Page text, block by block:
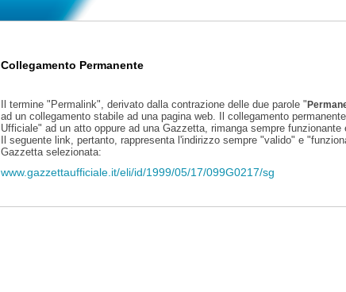
Collegamento Permanente
Il termine "Permalink", derivato dalla contrazione delle due parole "
ad un collegamento stabile ad una pagina web. Il collegamento
Ufficiale" ad un atto oppure ad una Gazzetta, rimanga sempre funzionante
Il seguente link, pertanto, rappresenta l'indirizzo sempre "valido" e
Gazzetta selezionata:
www.gazzettaufficiale.it/eli/id/1999/05/17/099G0217/sg